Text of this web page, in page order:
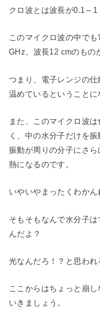
クロ波とは波長が0.1～1
このマイクロ波の中で
GHz、波長12 cmのもの
つまり、電子レンジの
温めているということに
また、このマイクロ波
く、中の水分子だけを
振動が周りの分子にさ
熱になるのです。
いやいやまったくわかん
そもそもなんで水分子
んだよ？
光なんだろ！？と思われ
ここからはちょっと崩
いきましょう。